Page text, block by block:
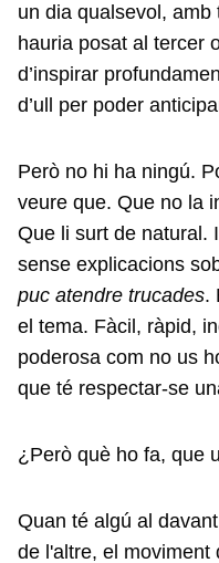
un dia qualsevol,
hauria posat al tercer
d’inspirar
d’ull per poder
Però no hi ha ningú.
veure que. Que no la
Que li surt de natural.
sense explicacions
puc atendre trucades.
el tema. Fàcil, ràpid,
poderosa com no us
que té respectar-se
¿Però què ho fa, que
Quan té algú al
de l'altre, el moviment